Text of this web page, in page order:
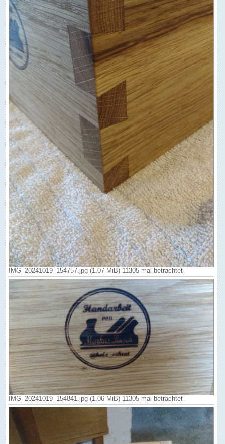
IMG_20241019_154757.jpg (1.07 MiB) 11305 mal betrachtet
IMG_20241019_154841.jpg (1.06 MiB) 11305 mal betrachtet